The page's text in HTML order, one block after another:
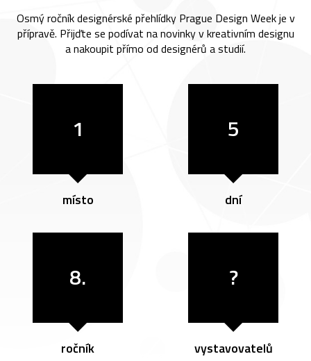
Osmý ročník designérské přehlídky Prague Design Week je v
přípravě. Přijďte se podívat na novinky v kreativním designu
a nakoupit přímo od designérů a studií.
1
místo
5
dní
8.
ročník
?
vystavovatelů